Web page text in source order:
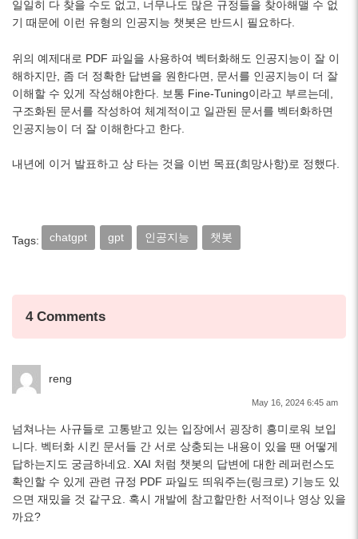
일일히 다 찾을 수도 없고, 너무나도 많은 규정들을 찾아해맬 수 없
기 때문에 이런 유형의 인공지능 챗봇은 반드시 필요하다.
위의 예제대로 PDF 파일을 사용하여 벡터화해도 인공지능이 잘 이
해하지만, 좀 더 정확한 답변을 원한다면, 문서를 인공지능이 더 잘
이해할 수 있게 작성해야한다. 보통 Fine-Tuning이라고 부르는데,
구조화된 문서를 작성하여 체계적이고 일관된 문서를 벡터화하면
인공지능이 더 잘 이해한다고 한다.
내년에 이거 발표하고 상 타는 것을 이번 목표(희망사항)로 정했다.
Tags: chatgpt gpt 인공지능 챗봇
4 Comments
reng
May 16, 2024 6:45 am
넘쳐나는 사규들로 고통받고 있는 입장에서 굉장히 흥미로워 보입
니다. 벡터화 시킨 문서들 간 서로 상충되는 내용이 있을 땐 어떻게
답하는지도 궁금하네요. XAI 처럼 챗봇의 답변에 대한 레퍼런스도
확인할 수 있게 관련 규정 PDF 파일도 띄워주는(링크로) 기능도 있
으면 재밌을 것 같구요. 혹시 개발에 참고할만한 서적이나 영상 있을
까요?